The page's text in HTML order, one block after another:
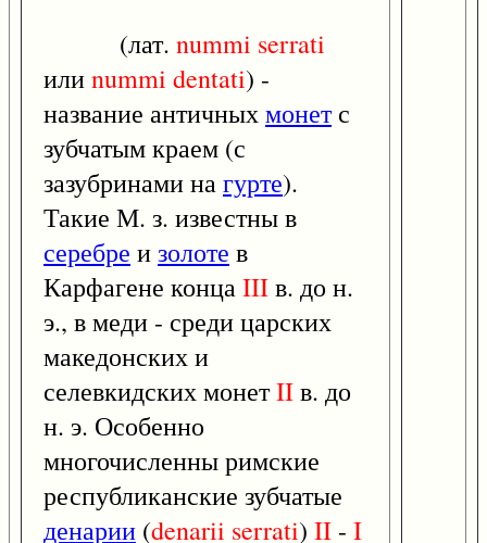
(лат. nummi serrati
илиnummi dentati) -
название античныхмонетс
зубчатым краем (с
зазубринами нагурте).
Такие М. з. известны в
серебре изолоте в
Карфагене концаIIIв. до н.
э., в меди - среди царских
македонских и
селевкидских монетIIв. до
н. э. Особенно
многочисленны римские
республиканские зубчатые
денарии (denarii serrati) II - I